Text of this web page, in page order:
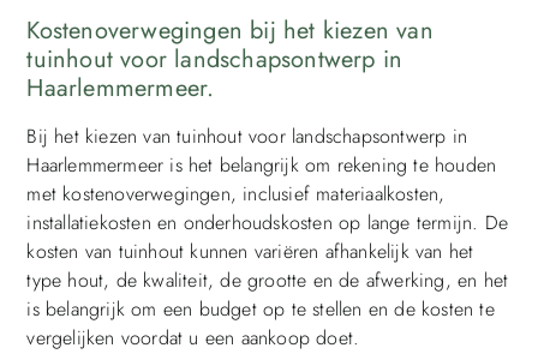
Kostenoverwegingen bij het kiezen van
tuinhout voor landschapsontwerp in
Haarlemmermeer.
Bij het kiezen van tuinhout voor landschapsontwerp in
Haarlemmermeer is het belangrijk om rekening te houden
met kostenoverwegingen, inclusief materiaalkosten,
installatiekosten en onderhoudskosten op lange termijn. De
kosten van tuinhout kunnen variëren afhankelijk van het
type hout, de kwaliteit, de grootte en de afwerking, en het
is belangrijk om een budget op te stellen en de kosten te
vergelijken voordat u een aankoop doet.